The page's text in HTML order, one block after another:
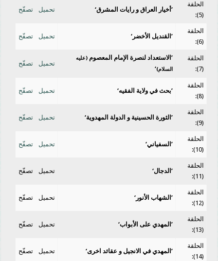
الحلقة
(5):
’أخيار العراق و رايات المشرق‘ تحميل تصفّح
الحلقة
(6):
’القنديل الأخضر‘ تحميل تصفّح
الحلقة
(7):
’الاستعداد لنصرة الإمام المعصوم(عليه
السلام)‘
تحميل تصفّح
الحلقة
(8):
’بحث في ولاية الفقيه‘ تحميل تصفّح
الحلقة
(9):
’الثورة الحسينية و الدولة المهدوية‘ تحميل تصفّح
الحلقة
(10):
’السفياني‘ تحميل تصفّح
الحلقة
(11):
’الدجال‘ تحميل تصفّح
الحلقة
(12):
’الشهاب الأنور‘ تحميل تصفّح
الحلقة
(13):
’المهدي على الأبواب‘ تحميل تصفّح
الحلقة
(14):
’المهدي في الانجيل و عقائد اخرى‘ تحميل تصفّح